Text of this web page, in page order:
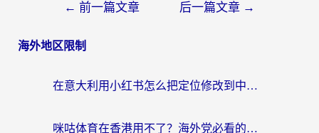
← 前一篇文章 后一篇文章 →
海外地区限制
在意大利用小红书怎么把定位修改到中国国内？3个实用技巧+1个靠谱工具帮你搞定
咪咕体育在香港用不了？海外党必看的回国加速器选择指南（附3个真实场景解决方案）